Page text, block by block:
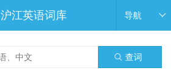
沪江英语词库 导航
查词